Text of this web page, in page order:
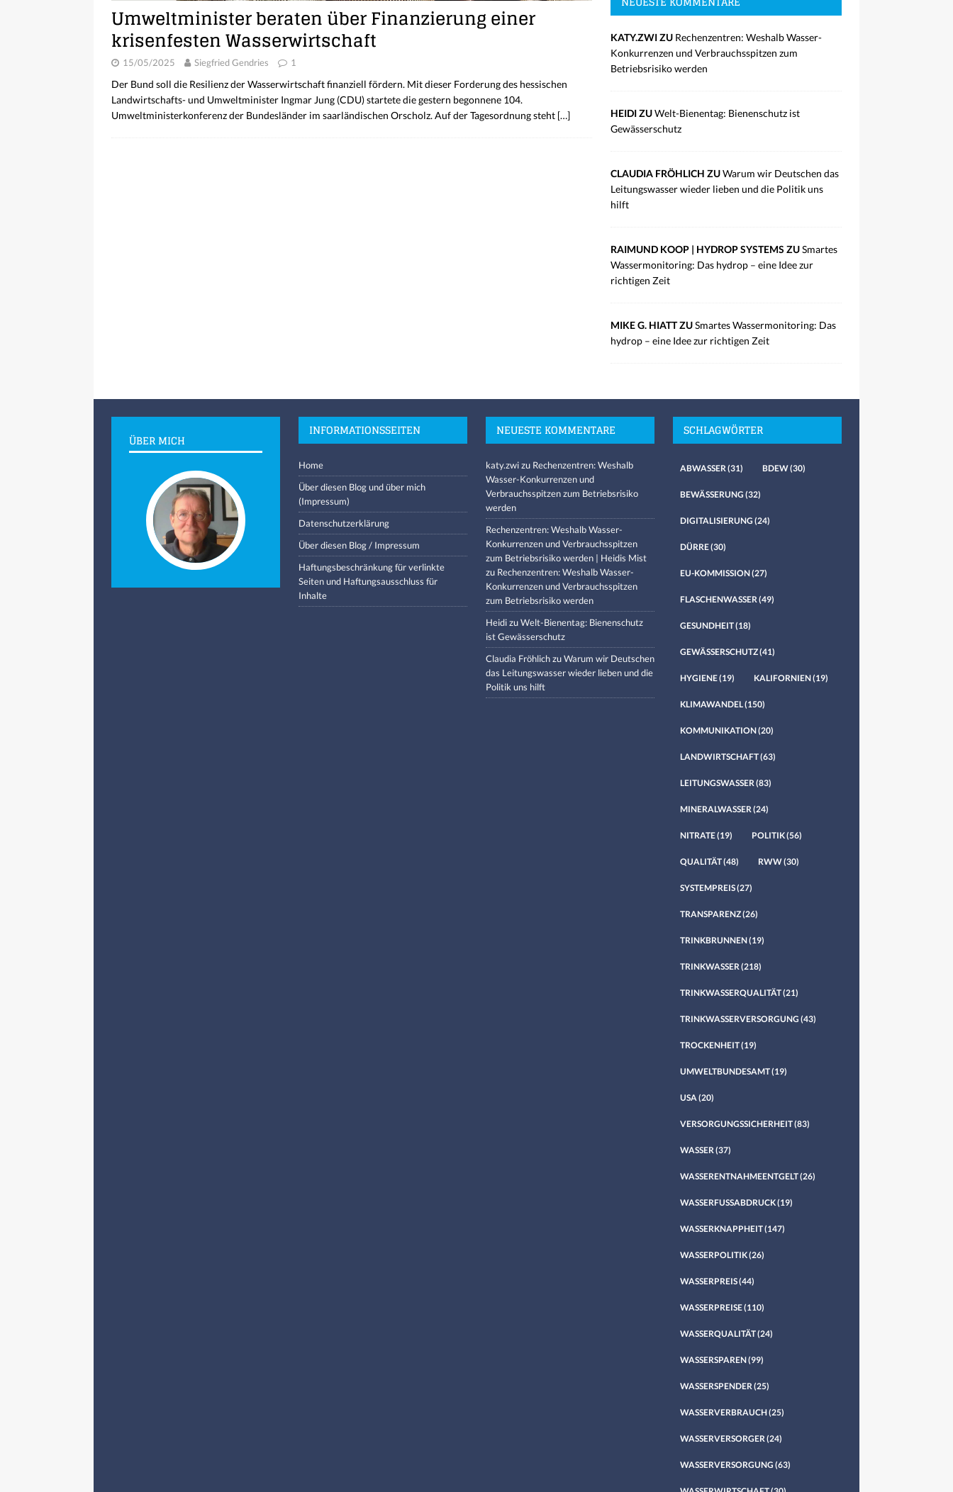
Umweltminister beraten über Finanzierung einer
krisenfesten Wasserwirtschaft
15/05/2025 Siegfried Gendries 1
Der Bund soll die Resilienz der Wasserwirtschaft finanziell fördern. Mit dieser Forderung des hessischen
Landwirtschafts- und Umweltminister Ingmar Jung (CDU) startete die gestern begonnene 104.
Umweltministerkonferenz der Bundesländer im saarländischen Orscholz. Auf der Tagesordnung steht […]
KATY.ZWI ZU Rechenzentren: Weshalb Wasser-
Konkurrenzen und Verbrauchsspitzen zum
Betriebsrisiko werden
HEIDI ZUWelt-Bienentag: Bienenschutz ist
Gewässerschutz
CLAUDIA FRÖHLICH ZUWarum wir Deutschen das
Leitungswasser wieder lieben und die Politik uns
hilft
RAIMUND KOOP | HYDROP SYSTEMS ZUSmartes
Wassermonitoring: Das hydrop – eine Idee zur
richtigen Zeit
MIKE G. HIATT ZUSmartes Wassermonitoring: Das
hydrop – eine Idee zur richtigen Zeit
ÜBER MICH
INFORMATIONSSEITEN
Home
Über diesen Blog und über mich
(Impressum)
Datenschutzerklärung
Über diesen Blog / Impressum
Haftungsbeschränkung für verlinkte
Seiten und Haftungsausschluss für
Inhalte
NEUESTE KOMMENTARE
katy.zwizu Rechenzentren: Weshalb
Wasser-Konkurrenzen und
Verbrauchsspitzen zum Betriebsrisiko
werden
Rechenzentren: Weshalb Wasser-
Konkurrenzen und Verbrauchsspitzen
zum Betriebsrisiko werden | Heidis Mist
zu Rechenzentren: Weshalb Wasser-
Konkurrenzen und Verbrauchsspitzen
zum Betriebsrisiko werden
HeidizuWelt-Bienentag: Bienenschutz
ist Gewässerschutz
Claudia FröhlichzuWarum wir Deutschen
das Leitungswasser wieder lieben und die
Politik uns hilft
SCHLAGWÖRTER
ABWASSER (31) BDEW(30)
BEWÄSSERUNG (32)
DIGITALISIERUNG (24)
DÜRRE(30)
EU-KOMMISSION(27)
FLASCHENWASSER (49)
GESUNDHEIT(18)
GEWÄSSERSCHUTZ(41)
HYGIENE(19) KALIFORNIEN(19)
KLIMAWANDEL(150)
KOMMUNIKATION(20)
LANDWIRTSCHAFT(63)
LEITUNGSWASSER (83)
MINERALWASSER (24)
NITRATE(19) POLITIK(56)
QUALITÄT(48) RWW(30)
SYSTEMPREIS(27)
TRANSPARENZ(26)
TRINKBRUNNEN(19)
TRINKWASSER (218)
TRINKWASSERQUALITÄT(21)
TRINKWASSERVERSORGUNG (43)
TROCKENHEIT(19)
UMWELTBUNDESAMT(19)
USA (20)
VERSORGUNGSSICHERHEIT(83)
WASSER (37)
WASSERENTNAHMEENTGELT(26)
WASSERFUSSABDRUCK(19)
WASSERKNAPPHEIT(147)
WASSERPOLITIK(26)
WASSERPREIS(44)
WASSERPREISE(110)
WASSERQUALITÄT(24)
WASSERSPAREN(99)
WASSERSPENDER (25)
WASSERVERBRAUCH(25)
WASSERVERSORGER (24)
WASSERVERSORGUNG (63)